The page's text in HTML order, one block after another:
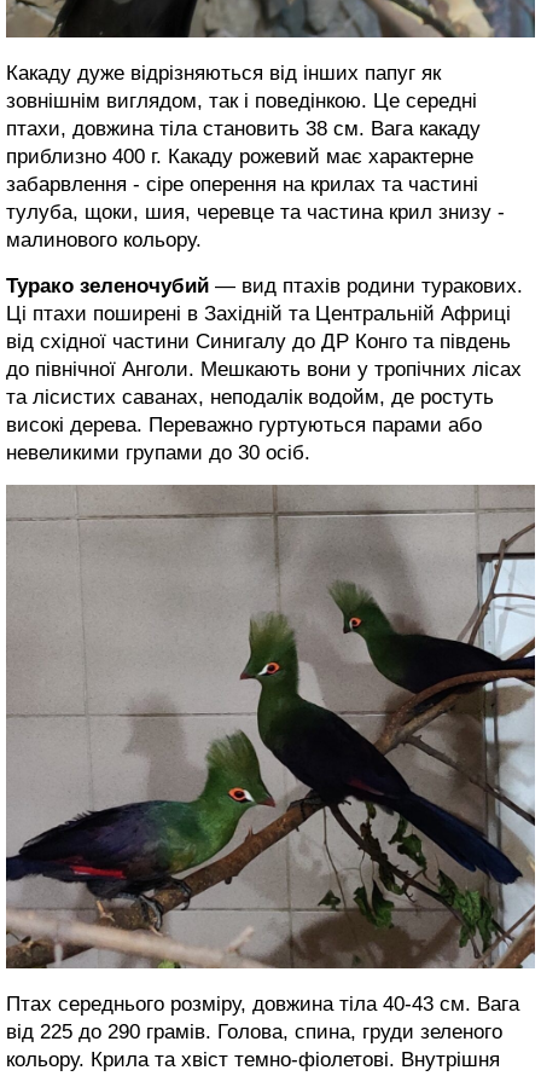
Какаду дуже відрізняються від інших папуг як
зовнішнім виглядом, так і поведінкою. Це середні
птахи, довжина тіла становить 38 см. Вага какаду
приблизно 400 г. Какаду рожевий має характерне
забарвлення - сіре оперення на крилах та частині
тулуба, щоки, шия, черевце та частина крил знизу -
малинового кольору.
Турако зеленочубий — вид птахів родини туракових.
Ці птахи поширені в Західній та Центральній Африці
від східної частини Синигалу до ДР Конго та південь
до північної Анголи. Мешкають вони у тропічних лісах
та лісистих саванах, неподалік водойм, де ростуть
високі дерева. Переважно гуртуються парами або
невеликими групами до 30 осіб.
Птах середнього розміру, довжина тіла 40-43 см. Вага
від 225 до 290 грамів. Голова, спина, груди зеленого
кольору. Крила та хвіст темно-фіолетові. Внутрішня